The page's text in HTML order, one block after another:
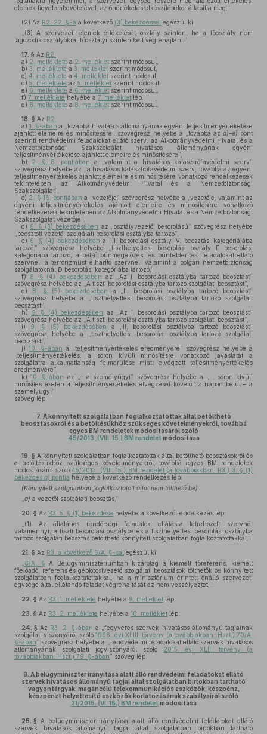
elemek figyelembevételével, az önértékelés elkészítésekor állapítja meg.”
(2) Az R2. 22. §-a a következő (3) bekezdéssel egészül ki:
„(3) A szervezeti elemek értékelését osztály szinten, ha a főosztály nem
tagozódik osztályokra, főosztályi szinten kell végrehajtani.”
17. § Az R2.
a) 2. melléklete a 2. melléklet szerint módosul,
b) 3. melléklete a 3. melléklet szerint módosul,
c) 4. melléklete a 4. melléklet szerint módosul,
d) 5. melléklete az 5. melléklet szerint módosul,
e) 6. melléklete a 6. melléklet szerint módosul,
f) 7. melléklete helyébe a 7. melléklet lép,
g) 8. melléklete a 8. melléklet szerint módosul.
18. § Az R2.
a) 1. §-ában a „továbbá hivatásos állományának egyéni teljesítményértékelése
ajánlott elemeire és minősítésére” szövegrész helyébe a „továbbá az a)–e) pont
szerinti rendvédelmi feladatokat ellátó szerv, az Alkotmányvédelmi Hivatal és a
Nemzetbiztonsági Szakszolgálat hivatásos állományának egyéni
teljesítményértékelése ajánlott elemeire és minősítésére”,
b)
2. § 6. pontjában a „valamint a hivatásos katasztrófavédelmi szerv”
szövegrész helyébe az „a hivatásos katasztrófavédelmi szerv, továbbá az egyéni
teljesítményértékelés ajánlott elemeire és minősítésére vonatkozó rendelkezések
tekintetében az Alkotmányvédelmi Hivatal és a Nemzetbiztonsági
Szakszolgálat”,
c) 2. § 16. pontjában a „vezetője” szövegrész helyébe a „vezetője, valamint az
egyéni teljesítményértékelés ajánlott elemeire és minősítésére vonatkozó
rendelkezések tekintetében az Alkotmányvédelmi Hivatal és a Nemzetbiztonsági
Szakszolgálat vezetője”,
d) 6. § (3) bekezdésében az „osztályvezetői besorolású” szövegrész helyébe
„beosztott vezetői szolgálati besorolási osztályba tartozó”,
e) 6. § (4) bekezdésében a „II. besorolási osztály IV. beosztási kategóriájába
tartozó,” szövegrész helyébe „tiszthelyettesi besorolási osztály E besorolási
kategóriába tartozó, a belső bűnmegelőzési és bűnfelderítési feladatokat ellátó
szervnél, a terrorizmust elhárító szervnél, valamint a polgári nemzetbiztonság
szolgálatoknál D besorolási kategóriába tartozó,”
f)
8. § (4) bekezdésében az „Az I. besorolási osztályba tartozó beosztást”
szövegrész helyébe az „A tiszti besorolási osztályba tartozó szolgálati beosztást”,
g)
8. § (5) bekezdésében a „II. besorolási osztályba tartozó beosztást”
szövegrész helyébe a „tiszthelyettesi besorolási osztályba tartozó szolgálati
beosztást”,
h)
9. § (4) bekezdésében az „Az I. besorolási osztályba tartozó beosztást”
szövegrész helyébe az „A tiszti besorolási osztályba tartozó szolgálati beosztást”,
i)
9. § (5) bekezdésében a „II. besorolási osztályba tartozó beosztást”
szövegrész helyébe a „tiszthelyettesi besorolási osztályba tartozó szolgálati
beosztást”,
j) 10. §-ában a „teljesítményértékelés eredményére” szövegrész helyébe a
„teljesítményértékelés, a soron kívüli minősítésre vonatkozó javaslatát a
szolgálatra alkalmatlanság felmerülése miatt elvégzett teljesítményértékelés
eredményére”,
k) 10. §-ában az „– a személyügyi” szövegrész helyébe a „ , soron kívüli
minősítés esetén a teljesítményértékelés elvégzését követő tíz napon belül – a
személyügyi”
szöveg lép.
7. A könnyített szolgálatban foglalkoztatottak által betölthető
beosztásokról és a betöltésükhöz szükséges követelményekről, továbbá
egyes BM rendeletek módosításáról szóló
45/2013. (VIII. 15.) BM rendelet módosítása
19. § A könnyített szolgálatban foglalkoztatottak által betölthető beosztásokról és
a betöltésükhöz szükséges követelményekről, továbbá egyes BM rendeletek
módosításáról szóló45/2013. (VIII. 15.) BM rendelet (a továbbiakban: R3.) 3. § (1)
bekezdés a) pontja helyébe a következő rendelkezés lép:
(Könnyített szolgálatban foglalkoztatott által nem tölthető be)
a) a vezetői szolgálati beosztás,”
20. § Az R3. 5. § (1) bekezdése helyébe a következő rendelkezés lép:
„(1) Az általános rendőrségi feladatok ellátásra létrehozott szervnél
valamennyi, a tiszti besorolási osztályba és a tiszthelyettesi besorolási osztályba
tartozó szolgálati beosztás betölthető könnyített szolgálatban foglalkoztatottakkal.”
21. § Az R3. a következő 6/A. §-sal egészül ki:
6/A. § A Belügyminisztériumban kizárólag a kiemelt főreferens, kiemelt
főelőadó, referens és gépkocsivezető szolgálati beosztások tölthetők be könnyített
szolgálatban foglalkoztatottakkal, ha a minisztérium érintett önálló szervezeti
egysége által ellátandó feladat végrehajtását az nem veszélyezteti.”
22. § Az R3. 1. melléklete helyébe a 9. melléklet lép.
23. § Az R3. 2. melléklete helyébe a 10. melléklet lép.
24. § Az R3. 2. §-ában a „fegyveres szervek hivatásos állományú tagjainak
szolgálati viszonyáról szóló1996. évi XLIII. törvény (a továbbiakban: Hszt.) 70/A.
§-ában” szövegrész helyébe a „rendvédelmi feladatokat ellátó szervek hivatásos
állományának szolgálati jogviszonyáról szóló
2015. évi XLII. törvény (a
továbbiakban: Hszt.) 79. §-ában” szöveg lép.
8. A belügyminiszter irányítása alatt álló rendvédelmi feladatokat ellátó
szervek hivatásos állományú tagjai által szolgálatban birtokban tartható
vagyontárgyak, magáncélú telekommunikációs eszközök, készpénz,
készpénzt helyettesítő eszközök korlátozásának szabályairól szóló
21/2015. (VI. 15.) BM rendelet módosítása
25. § A belügyminiszter irányítása alatt álló rendvédelmi feladatokat ellátó
szervek hivatásos állományú tagjai által szolgálatban birtokban tartható